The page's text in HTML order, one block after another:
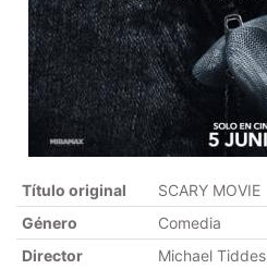
Título original
SCARY MOVIE
Género
Comedia
Director
Michael Tiddes